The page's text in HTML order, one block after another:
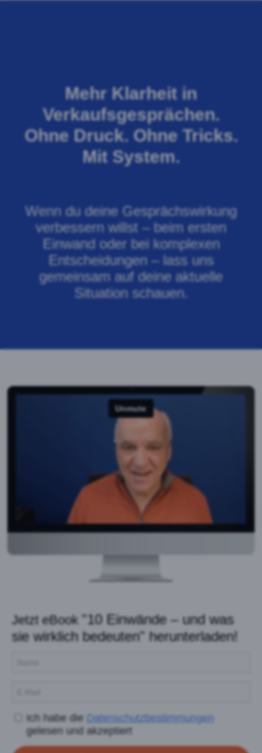
Mehr Klarheit in
Verkaufsgesprächen.
Ohne Druck. Ohne Tricks.
Mit System.
Wenn du deine Gesprächswirkung
verbessern willst – beim ersten
Einwand oder bei komplexen
Entscheidungen – lass uns
gemeinsam auf deine aktuelle
Situation schauen.
Jetzt eBook "10 Einwände – und was
sie wirklich bedeuten" herunterladen!
Ich habe die Datenschutzbestimmungen
gelesen und akzeptiert